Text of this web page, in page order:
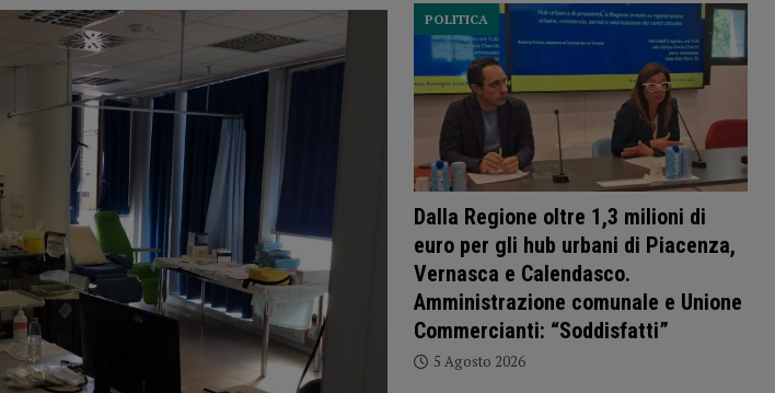
Dalla Regione oltre 1,3 milioni di
euro per gli hub urbani di Piacenza,
Vernasca e Calendasco.
Amministrazione comunale e Unione
Commercianti: “Soddisfatti”
POLITICA
5 Agosto 2026